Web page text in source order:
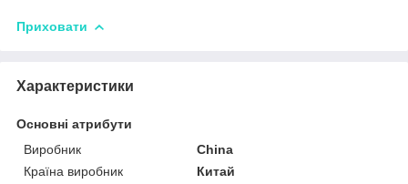
Приховати
Характеристики
Основні атрибути
Виробник
China
Країна виробник
Китай